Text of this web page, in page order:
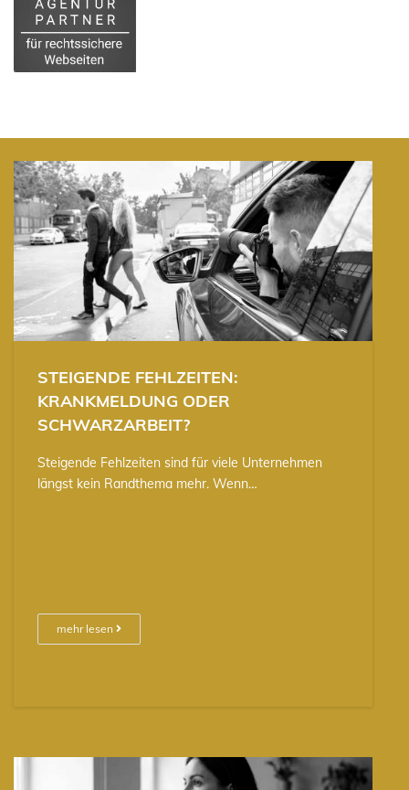
STEIGENDE FEHLZEITEN:
KRANKMELDUNG ODER
SCHWARZARBEIT?
Steigende Fehlzeiten sind für viele Unternehmen
längst kein Randthema mehr. Wenn…
mehr lesen